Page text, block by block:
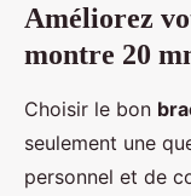
Améliorez
montre 20
Choisir le bon
seulement une
personnel et de